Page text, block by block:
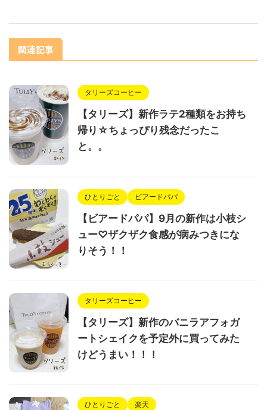
関連記事
タリーズコーヒー
【タリーズ】新作ラテ2種類をお持ち
帰り☆ちょっぴり残念だったこ
と。。
ひとりごと ビアードパパ
【ビアードパパ】9月の新作は小枝シ
ュー♡ザクザク食感が病みつきにな
りそう！！
タリーズコーヒー
【タリーズ】新作のバニラアフォガ
ートシェイクを予定外に買ってみた
けどうまい！！！
ひとりごと 楽天